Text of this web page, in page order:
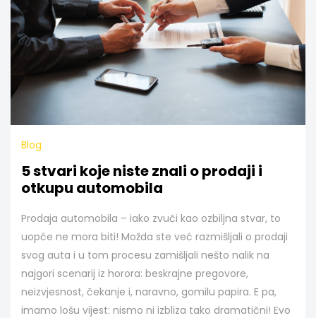
Blog
5 stvari koje niste znali o prodaji i
otkupu automobila
Prodaja automobila – iako zvuči kao ozbiljna stvar, to
uopće ne mora biti! Možda ste već razmišljali o prodaji
svog auta i u tom procesu zamišljali nešto nalik na
najgori scenarij iz horora: beskrajne pregovore,
neizvjesnost, čekanje i, naravno, gomilu papira. E pa,
imamo lošu vijest: nismo ni izbliza tako dramatični! Evo